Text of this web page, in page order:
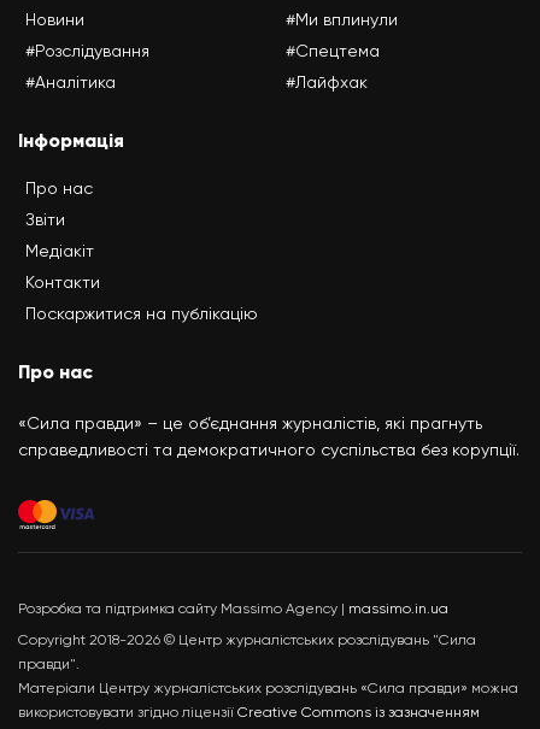
Новини
#Розслідування
#Аналітика
#Ми вплинули
#Спецтема
#Лайфхак
Інформація
Про нас
Звіти
Медіакіт
Контакти
Поскаржитися на публікацію
Про нас
«Сила правди» – це об’єднання журналістів, які прагнуть
справедливості та демократичного суспільства без корупції.
Розробка та підтримка сайту Massimo Agency | massimo.in.ua
Copyright 2018-2026 © Центр журналістських розслідувань "Сила
правди".
Матеріали Центру журналістських розслідувань «Сила правди» можна
використовувати згідно ліцензії Creative Commons із зазначенням